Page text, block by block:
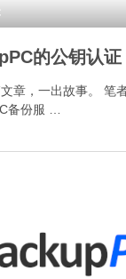
的公钥认证
章，一出故事。 笔
备份服 …